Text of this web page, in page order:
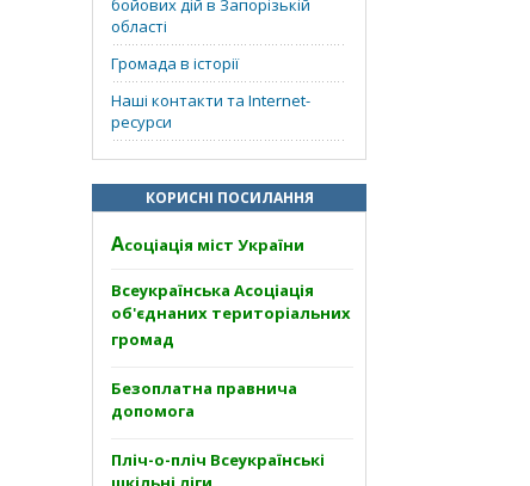
бойових дій в Запорізькій
області
Громада в історії
Наші контакти та Internet-
ресурси
КОРИСНІ ПОСИЛАННЯ
Асоціація міст України
Всеукраїнська Асоціація
об'єднаних територіальних
громад
Безоплатна правнича
допомога
Пліч-о-пліч Всеукраїнські